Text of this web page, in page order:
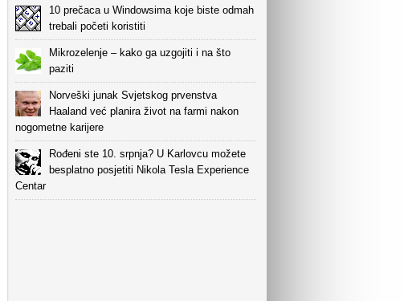
10 prečaca u Windowsima koje biste odmah
trebali početi koristiti
Mikrozelenje – kako ga uzgojiti i na što
paziti
Norveški junak Svjetskog prvenstva
Haaland već planira život na farmi nakon
nogometne karijere
Rođeni ste 10. srpnja? U Karlovcu možete
besplatno posjetiti Nikola Tesla Experience
Centar